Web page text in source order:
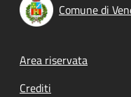
Comune di
Footer menu
Area riservata
Crediti